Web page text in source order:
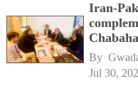
Iran-
network
By
Jul 30,